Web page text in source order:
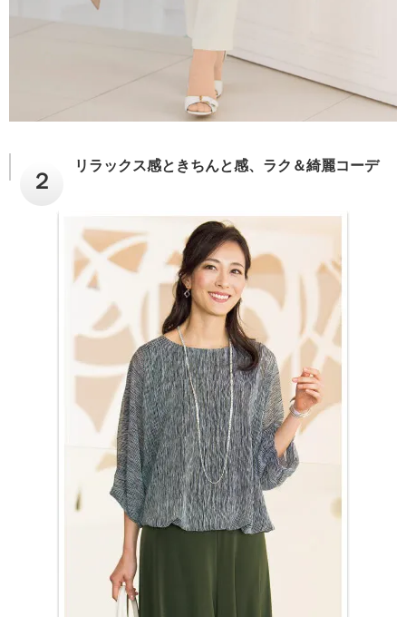
２
リラックス感ときちんと感、ラク＆綺麗コーデ